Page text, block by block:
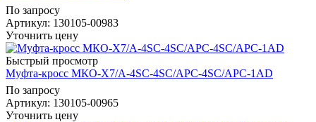
По запросу
Артикул: 130105-00983
Уточнить цену
Быстрый просмотр
Муфта-кросс МКО-Х7/A-4SC-4SC/APC-4SC/APC-1AD
По запросу
Артикул: 130105-00965
Уточнить цену